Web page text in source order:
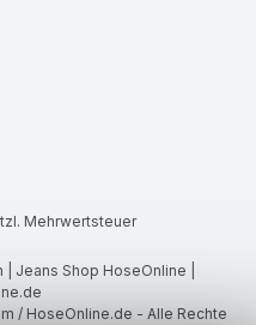
Mehrwertsteuer
Jeans Shop HoseOnline |
/ HoseOnline.de - Alle Rechte